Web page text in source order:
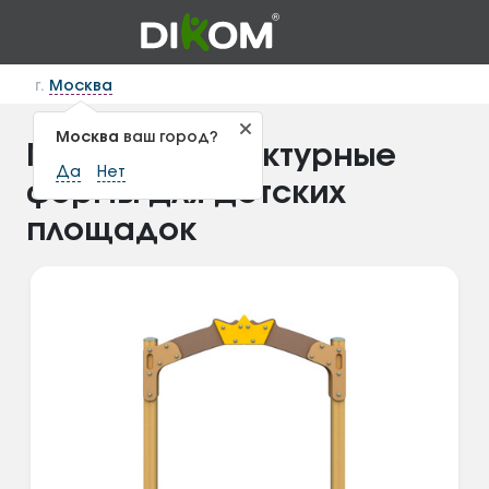
г. Москва
Москва ваш город?
Да Нет
Малые архитектурные
формы для детских
площадок